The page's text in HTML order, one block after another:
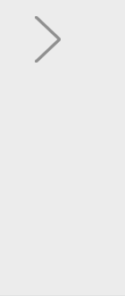
花卉
悦。